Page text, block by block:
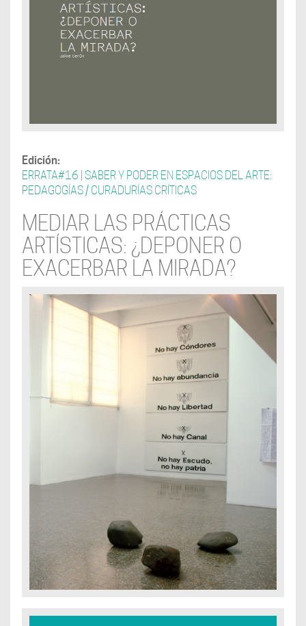
Edición:
ERRATA#16 | SABER Y PODER EN ESPACIOS DEL ARTE:
PEDAGOGÍAS / CURADURÍAS CRÍTICAS
MEDIAR LAS PRÁCTICAS
ARTÍSTICAS: ¿DEPONER O
EXACERBAR LA MIRADA?